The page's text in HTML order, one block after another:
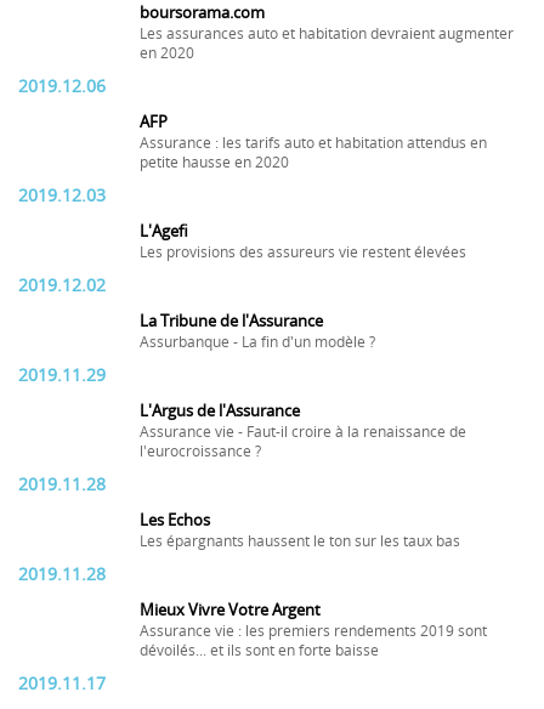
boursorama.com
Les assurances auto et habitation devraient augmenter
en 2020
2019.12.06
AFP
Assurance : les tarifs auto et habitation attendus en
petite hausse en 2020
2019.12.03
L'Agefi
Les provisions des assureurs vie restent élevées
2019.12.02
La Tribune de l'Assurance
Assurbanque - La fin d'un modèle ?
2019.11.29
L'Argus de l'Assurance
Assurance vie - Faut-il croire à la renaissance de
l'eurocroissance ?
2019.11.28
Les Echos
Les épargnants haussent le ton sur les taux bas
2019.11.28
Mieux Vivre Votre Argent
Assurance vie : les premiers rendements 2019 sont
dévoilés... et ils sont en forte baisse
2019.11.17